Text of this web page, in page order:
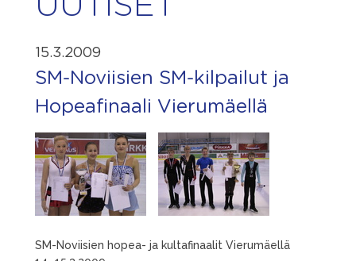
UUTISET
15.3.2009
SM-Noviisien SM-kilpailut ja
Hopeafinaali Vierumäellä
SM-Noviisien hopea- ja kultafinaalit Vierumäellä